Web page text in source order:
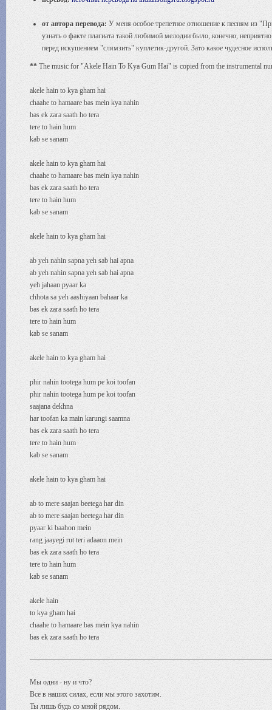
от автора перевода: У меня особое трепетное отношение к песням из
узнать о факте плагиата такой любимой мелодии было, конечно,
перед искушением "слямзить" куплетик-другой. Зато какое чудесное
** The music for "Akele Hain To Kya Gum Hai" is copied from the instrumental
akele hain to kya gham hai
chaahe to hamaare bas mein kya nahin
bas ek zara saath ho tera
tere to hain hum
kab se sanam
akele hain to kya gham hai
chaahe to hamaare bas mein kya nahin
bas ek zara saath ho tera
tere to hain hum
kab se sanam
akele hain to kya gham hai
ab yeh nahin sapna yeh sab hai apna
ab yeh nahin sapna yeh sab hai apna
yeh jahaan pyaar ka
chhota sa yeh aashiyaan bahaar kа
bas ek zara saath ho tera
tere to hain hum
kab se sanam
akele hain to kya gham hai
phir nahin tootega hum pe koi toofan
phir nahin tootega hum pe koi toofan
saajana dekhna
har toofan ka main karungi saamna
bas ek zara saath ho tera
tere to hain hum
kab se sanam
akele hain to kya gham hai
ab to mere saajan beetega har din
ab to mere saajan beetega har din
pyaar ki baahon mein
rang jaayegi rut teri adaaon mein
bas ek zara saath ho tera
tere to hain hum
kab se sanam
akele hain
to kya gham hai
chaahe to hamaare bas mein kya nahin
bas ek zara saath ho tera
Мы одни - ну и что?
Все в наших силах, если мы этого захотим.
Ты лишь будь со мной рядом.